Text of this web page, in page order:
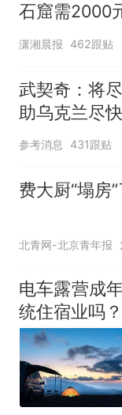
石窟需2000
分石窟受特
潇湘晨报 462跟贴
武契奇：将
助乌克兰尽
参考消息 431跟贴
费大厨“塌房”
北青网-北京青年报
电车露营成
统住宿业吗？